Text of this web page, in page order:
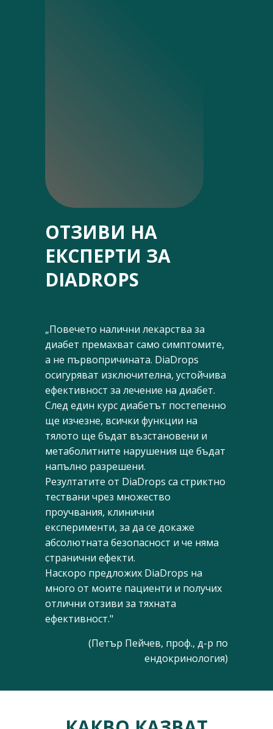
ОТЗИВИ НА
ЕКСПЕРТИ ЗА
DIADROPS
„Повечето налични лекарства за
диабет премахват само симптомите,
а не първопричината. DiaDrops
осигуряват изключителна, устойчива
ефективност за лечение на диабет.
След един курс диабетът постепенно
ще изчезне, всички функции на
тялото ще бъдат възстановени и
метаболитните нарушения ще бъдат
напълно разрешени.
Резултатите от DiaDrops са стриктно
тествани чрез множество
проучвания, клинични
експерименти, за да се докаже
абсолютната безопасност и че няма
странични ефекти.
Наскоро предложих DiaDrops на
много от моите пациенти и получих
отлични отзиви за тяхната
ефективност."
(Петър Пейчев, проф., д-р по
ендокринология)